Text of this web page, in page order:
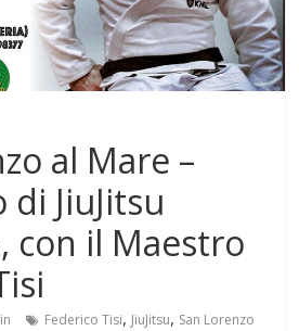
al Mare –
JiuJitsu
con il Maestro
Federico Tisi, JiuJitsu, San Lorenzo